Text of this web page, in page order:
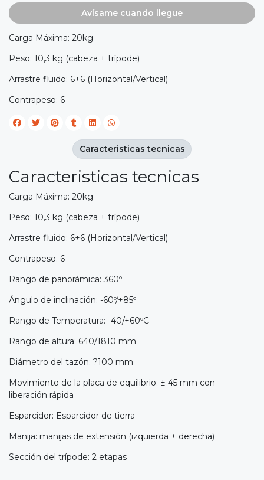
Avísame cuando llegue
Carga Máxima: 20kg
Peso: 10,3 kg (cabeza + trípode)
Arrastre fluido: 6+6 (Horizontal/Vertical)
Contrapeso: 6
Caracteristicas tecnicas
Carga Máxima: 20kg
Peso: 10,3 kg (cabeza + trípode)
Arrastre fluido: 6+6 (Horizontal/Vertical)
Contrapeso: 6
Rango de panorámica: 360º
Ángulo de inclinación: -60º/+85º
Rango de Temperatura: -40/+60ºC
Rango de altura: 640/1810 mm
Diámetro del tazón: ?100 mm
Movimiento de la placa de equilibrio: ± 45 mm con
liberación rápida
Esparcidor: Esparcidor de tierra
Manija: manijas de extensión (izquierda + derecha)
Sección del trípode: 2 etapas
Caracteristicas tecnicas